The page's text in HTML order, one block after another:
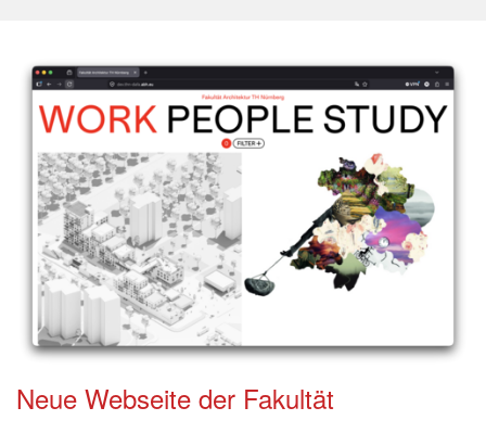
Neue Webseite der Fakultät